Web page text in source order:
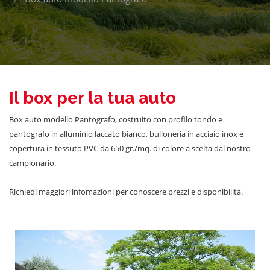
Il box per la tua auto
Box auto modello Pantografo, costruito con profilo tondo e
pantografo in alluminio laccato bianco, bulloneria in acciaio inox e
copertura in tessuto PVC da 650 gr./mq. di colore a scelta dal nostro
campionario.
Richiedi maggiori infomazioni per conoscere prezzi e disponibilità.